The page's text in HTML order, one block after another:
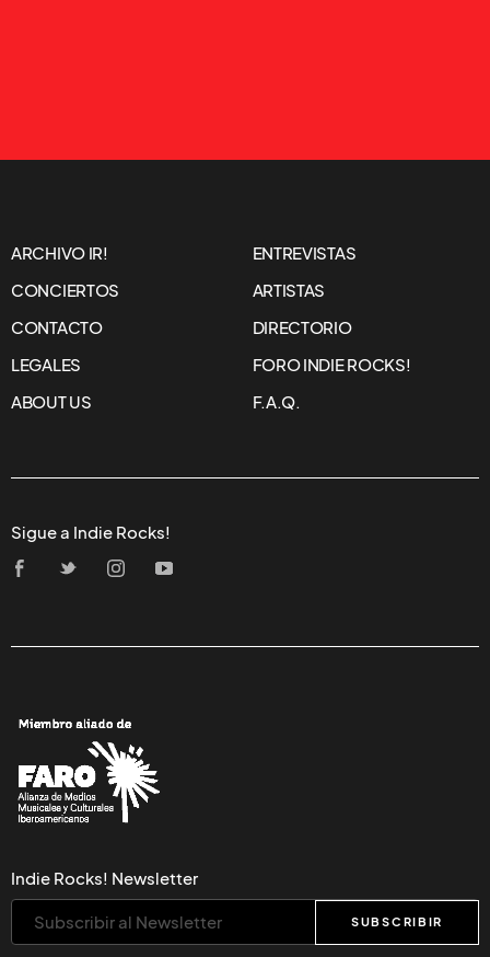
ARCHIVO IR!
ENTREVISTAS
CONCIERTOS
ARTISTAS
CONTACTO
DIRECTORIO
LEGALES
FORO INDIE ROCKS!
ABOUT US
F.A.Q.
Sigue a Indie Rocks!
Indie Rocks! Newsletter